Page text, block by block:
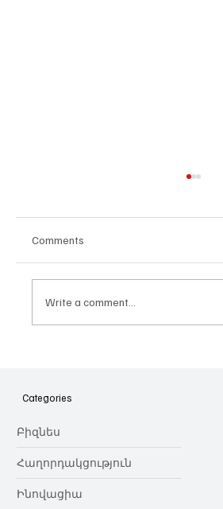
նվիրում որոշում
Comments
Write a comment...
Categories
Բիզնես
Հաղորդակցություն
Ինովացիա